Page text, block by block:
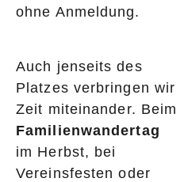
ohne Anmeldung.
Auch jenseits des
Platzes verbringen wir
Zeit miteinander. Beim
Familienwandertag
im Herbst, bei
Vereinsfesten oder